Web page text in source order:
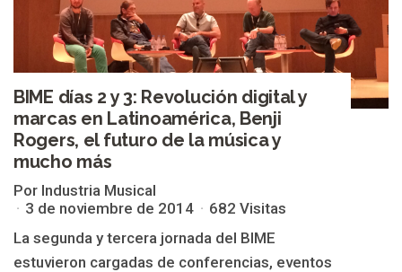
BIME días 2 y 3: Revolución digital y
marcas en Latinoamérica, Benji
Rogers, el futuro de la música y
mucho más
Por Industria Musical
3 de noviembre de 2014
682 Visitas
La segunda y tercera jornada del BIME
estuvieron cargadas de conferencias, eventos